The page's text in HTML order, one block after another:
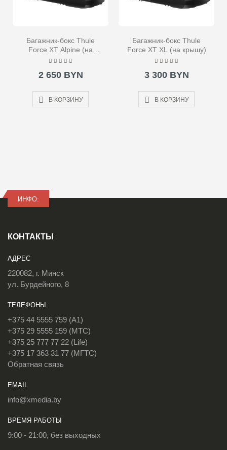
Багажник-бокс Thule
Force XT Alpine (на
крышу)
2 650 BYN
В КОРЗИНУ
Багажник-бокс Thule
Force XT XL (на крышу)
3 300 BYN
В КОРЗИНУ
ИНФО:
КОНТАКТЫ
АДРЕС
220082, г. Минск
ул. Бурдейного, 8
ТЕЛЕФОНЫ
+375 44 5555 759 (A1)
+375 29 5555 159 (МТС)
+375 25 777 77 22 (Life)
+375 17 363 31 77 (МГТС)
Обратная связь
EMAIL
info@xmedia.by
ВРЕМЯ РАБОТЫ
9:00 - 21:00, без выходных